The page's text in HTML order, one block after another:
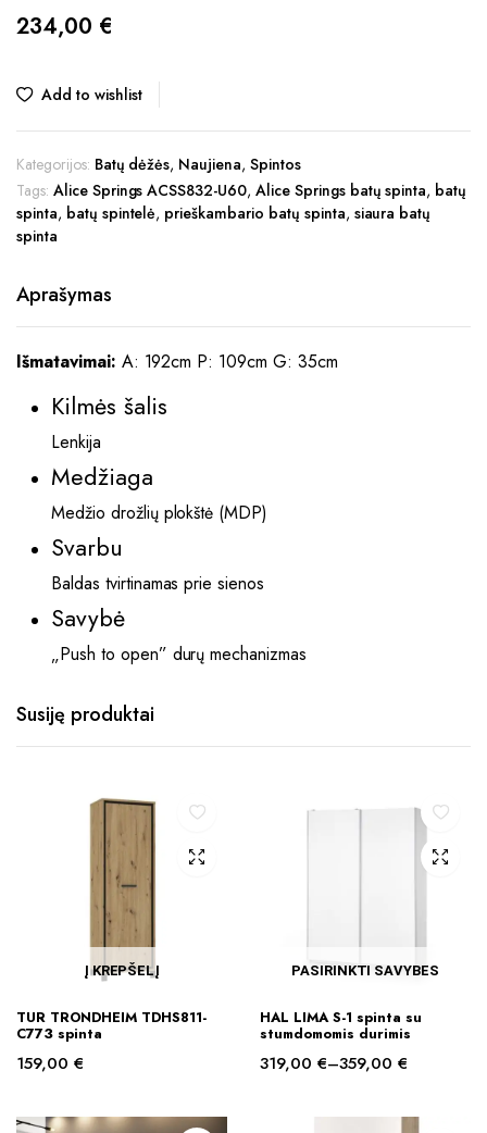
234,00 €
Add to wishlist
Kategorijos: Batų dėžės, Naujiena, Spintos
Tags: Alice Springs ACSS832-U60,Alice Springs batų spinta, batų
spinta, batų spintelė, prieškambario batų spinta, siaura batų
spinta
Aprašymas
Išmatavimai: A: 192cm P: 109cm G: 35cm
Kilmės šalis
Lenkija
Medžiaga
Medžio drožlių plokštė (MDP)
Svarbu
Baldas tvirtinamas prie sienos
Savybė
„Push to open” durų mechanizmas
Susiję produktai
Į KREPŠELĮ
TUR TRONDHEIM TDHS811-
C773 spinta
159,00 €
PASIRINKTI SAVYBES
product
has
HAL LIMA S-1 spinta su
stumdomomis durimis
319,00 €–359,00 €